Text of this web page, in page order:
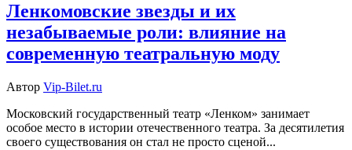
Ленкомовские звезды и их
незабываемые роли: влияние на
современную театральную моду
Автор Vip-Bilet.ru
Московский государственный театр «Ленком» занимает
особое место в истории отечественного театра. За десятилетия
своего существования он стал не просто сценой...